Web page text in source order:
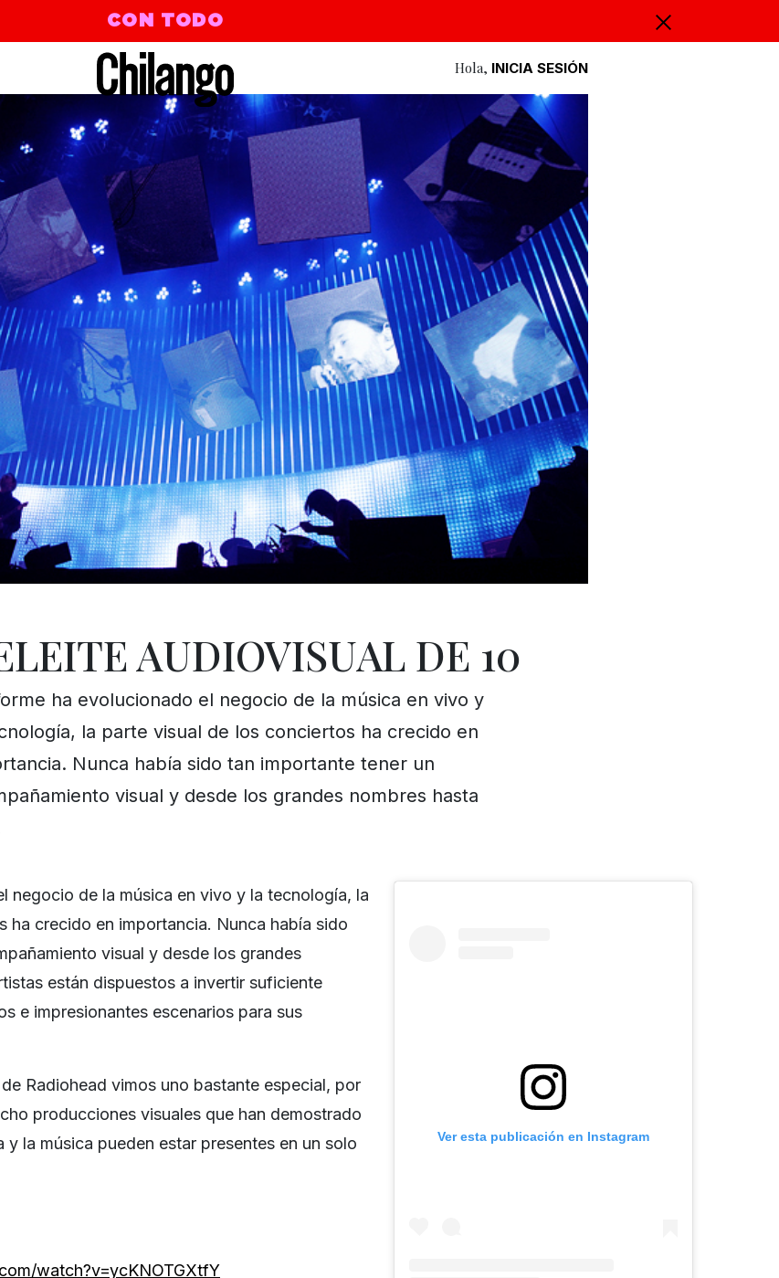
CON TODO
Hola, INICIA SESIÓN
AUDIOVISUAL DE 10
ha evolucionado el negocio de la música en vivo y
la parte visual de los conciertos ha crecido en
Nunca había sido tan importante tener un
visual y desde los grandes nombres hasta
negocio de la música en vivo y la tecnología, la
ha crecido en importancia. Nunca había sido
visual y desde los grandes
están dispuestos a invertir suficiente
e impresionantes escenarios para sus
Radiohead vimos uno bastante especial, por
producciones visuales que han demostrado
la música pueden estar presentes en un solo
watch?v=ycKNOTGXtfY
Ver esta publicación en Instagram